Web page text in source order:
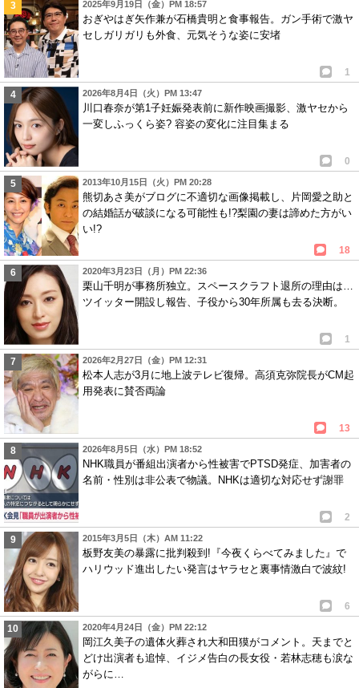
2025年9月19日（金）PM 18:57
おぎやはぎ矢作兼が石橋貴明と食事報告。ガン手術で激ヤ
セしガリガリも外食、元気そうな姿に安堵
1
2026年8月4日（火）PM 13:47
川口春奈が第1子妊娠発表前に新作映画撮影、激ヤセから
一変しふっくら姿? 容姿の変化に注目集まる
0
2013年10月15日（火）PM 20:28
熊切あさ美がブログに不適切な画像掲載し、片岡愛之助と
の結婚話が破談になる可能性も!?梨園の妻は諦めた方がい
い!?
18
2020年3月23日（月）PM 22:36
栗山千明が事務所独立。スペースクラフト退所の理由は…
ツイッター開設し報告、子役から30年所属も去る決断。
1
2026年2月27日（金）PM 12:31
松本人志が3月に地上波テレビ復帰。高須克弥院長がCM起
用発表に賛否両論
13
2026年8月5日（水）PM 18:52
NHK職員が番組出演者から性被害でPTSD発症、加害者の
名前・性別は非公表で物議。NHKは適切な対応せず謝罪
2
2015年3月5日（木）AM 11:22
板野友美の暴露に批判殺到!『今夜くらべてみました』で
ハリウッド進出したい発言はヤラセと裏事情激白で波紋!
6
2020年4月24日（金）PM 22:12
岡江久美子の遺体火葬され大和田獏がコメント。天までと
どけ出演者も追悼、イジメ告白の長女役・若林志穂も涙な
がらに…